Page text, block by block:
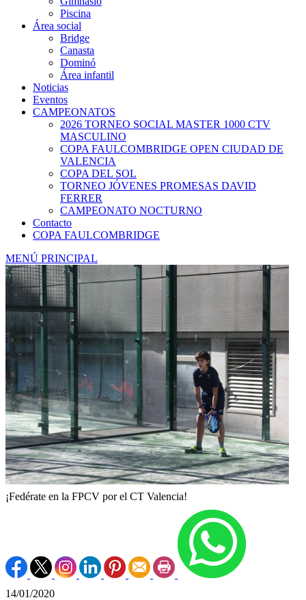
Piscina
Área social
Bridge
Canasta
Dominó
Área infantil
Noticias
Eventos
CAMPEONATOS
2026 TORNEO SOCIAL MASTER 1000 CTV
MASCULINO
COPA FAULCOMBRIDGE OPEN CIUDAD DE
VALENCIA
COPA DEL SOL
TORNEO JÓVENES PROMESAS DAVID
FERRER
CAMPEONATO NOCTURNO
Contacto
COPA FAULCOMBRIDGE
MENÚ PRINCIPAL
¡Fedérate en la FPCV por el CT Valencia!
14/01/2020